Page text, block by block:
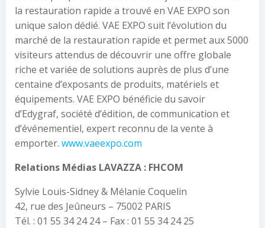
la restauration rapide a trouvé en VAE EXPO son
unique salon dédié. VAE EXPO suit l’évolution du
marché de la restauration rapide et permet aux 5000
visiteurs attendus de découvrir une offre globale
riche et variée de solutions auprès de plus d’une
centaine d’exposants de produits, matériels et
équipements. VAE EXPO bénéficie du savoir
d’Edygraf, société d’édition, de communication et
d’événementiel, expert reconnu de la vente à
emporter. www.vaeexpo.com
Relations Médias LAVAZZA : FHCOM
Sylvie Louis-Sidney & Mélanie Coquelin
42, rue des Jeûneurs – 75002 PARIS
Tél. : 01 55 34 24 24 – Fax : 01 55 34 24 25